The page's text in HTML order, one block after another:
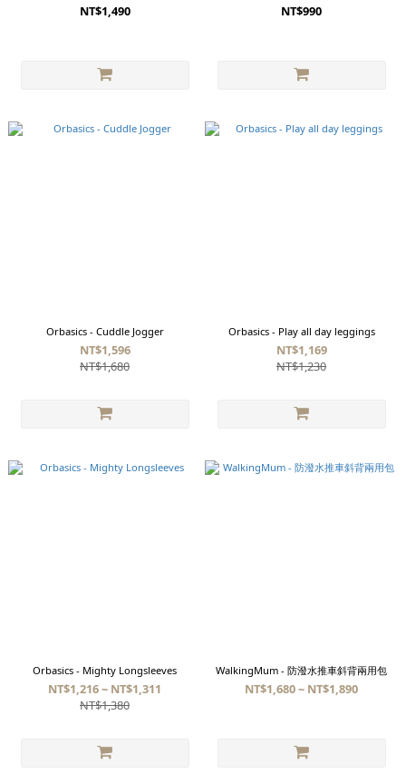
NT$1,490 NT$990
Orbasics - Cuddle Jogger
NT$1,596
NT$1,680
Orbasics - Play all day leggings
NT$1,169
NT$1,230
Orbasics - Mighty Longsleeves
NT$1,216 ~ NT$1,311
NT$1,380
WalkingMum - 防潑水推車斜背兩用包
NT$1,680 ~ NT$1,890